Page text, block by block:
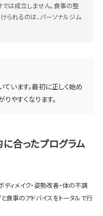
では成立しません。食事の整
られるのは、パーソナルジム
います。最初に正しく始め
やすくなります。
合ったプログラム
ディメイク・姿勢改善・体の不調
食事のアドバイスをトータルで行